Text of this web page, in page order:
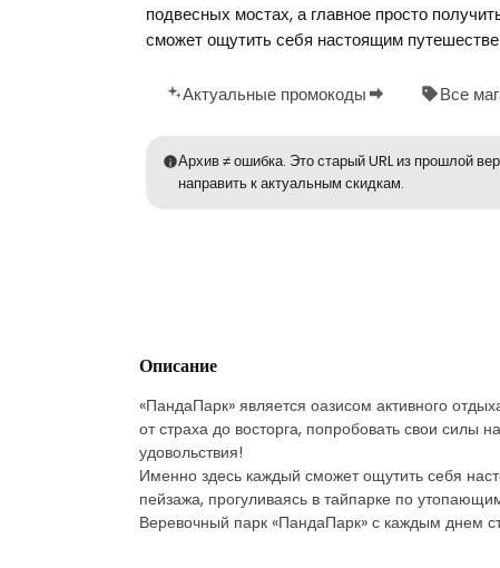
подвесных мостах, а главное просто
сможет ощутить себя настоящим
Актуальные промокоды Все
Архив ≠ ошибка. Это старый URL из прошлой
направить к актуальным скидкам.
Описание
«ПандаПарк» является оазисом активного
от страха до восторга, попробовать свои силы
удовольствия!
Именно здесь каждый сможет ощутить себя
пейзажа, прогуливаясь в тайпарке по
Веревочный парк «ПандаПарк» с каждым днем